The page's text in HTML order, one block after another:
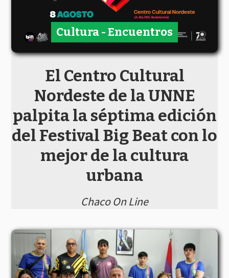
El Centro Cultural
Nordeste de la UNNE
palpita la séptima edición
del Festival Big Beat con lo
mejor de la cultura
urbana
Chaco On Line
Cultura - Encuentros